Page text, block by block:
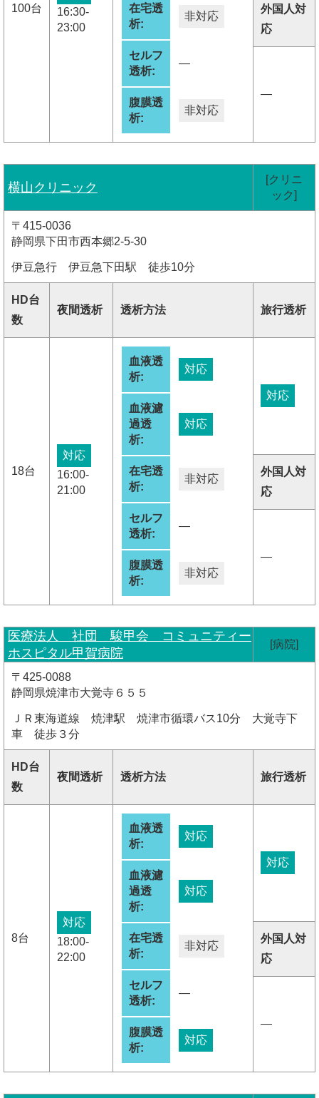
100台
16:30-
23:00
在宅透
析:
非対応
セルフ
透析:
―
腹膜透
析:
非対応
外国人対
応
―
横山クリニック
[クリニ
ック]
〒415-0036
静岡県下田市西本郷2-5-30
伊豆急行 伊豆急下田駅 徒歩10分
HD台
数
夜間透析 透析方法 旅行透析
18台
対応
16:00-
21:00
血液透
析:
対応
血液濾
過透
析:
対応
在宅透
析:
非対応
セルフ
透析:
―
腹膜透
析:
非対応
対応
外国人対
応
―
医療法人 社団 駿甲会 コミュニティー
ホスピタル甲賀病院
[病院]
〒425-0088
静岡県焼津市大覚寺６５５
ＪＲ東海道線 焼津駅 焼津市循環バス10分 大覚寺下
車 徒歩３分
HD台
数
夜間透析 透析方法 旅行透析
8台
対応
18:00-
22:00
血液透
析:
対応
血液濾
過透
析:
対応
在宅透
析:
非対応
セルフ
透析:
―
腹膜透
析:
対応
対応
外国人対
応
―